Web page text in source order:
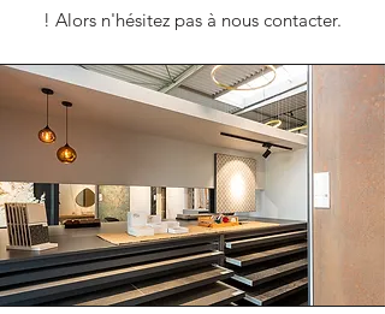
! Alors n'hésitez pas à nous contacter.